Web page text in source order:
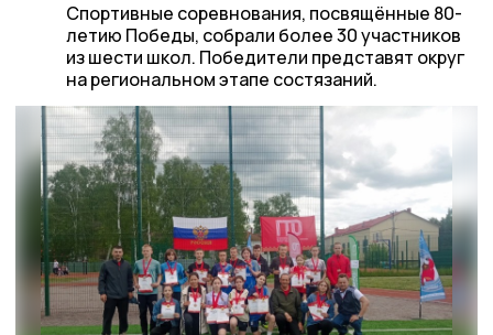
Спортивные соревнования, посвящённые 80-
летию Победы, собрали более 30 участников
из шести школ. Победители представят округ
на региональном этапе состязаний.